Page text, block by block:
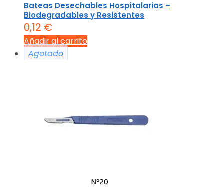
Bateas Desechables Hospitalarias –
Biodegradables y Resistentes
0,12 €
Añadir al carrito
Agotado